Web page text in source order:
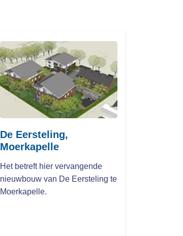
De Eersteling,
Moerkapelle
Het betreft hier vervangende
nieuwbouw van De Eersteling te
Moerkapelle.